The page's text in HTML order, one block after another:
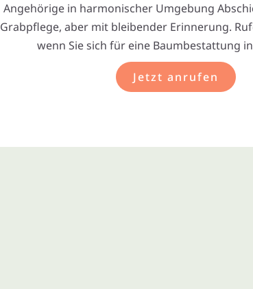
Angehörige in harmonischer Umgebung
Grabpflege, aber mit bleibender Erinnerung.
wenn Sie sich für eine Baumbestattung
Jetzt anrufen